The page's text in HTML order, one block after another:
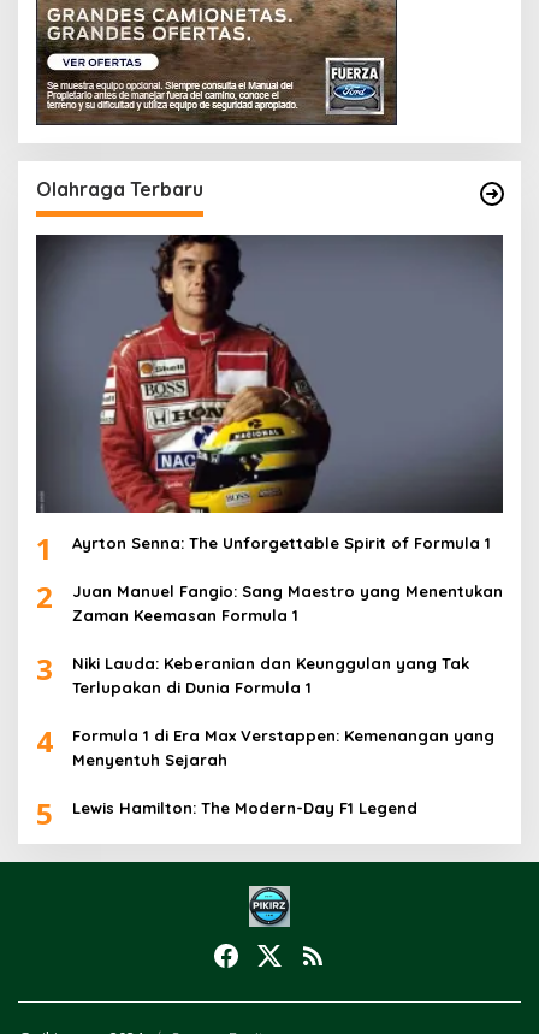
Olahraga Terbaru
1 Ayrton Senna: The Unforgettable Spirit of Formula 1
2
Juan Manuel Fangio: Sang Maestro yang Menentukan
Zaman Keemasan Formula 1
3
Niki Lauda: Keberanian dan Keunggulan yang Tak
Terlupakan di Dunia Formula 1
4
Formula 1 di Era Max Verstappen: Kemenangan yang
Menyentuh Sejarah
5 Lewis Hamilton: The Modern-Day F1 Legend